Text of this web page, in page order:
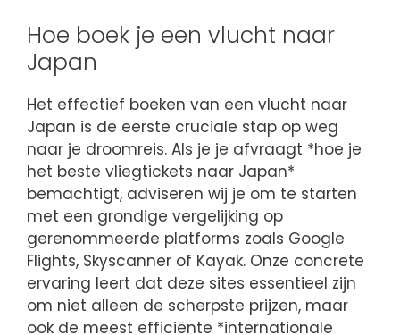
Hoe boek je een vlucht naar
Japan
Het effectief boeken van een vlucht naar
Japan is de eerste cruciale stap op weg
naar je droomreis. Als je je afvraagt *hoe je
het beste vliegtickets naar Japan*
bemachtigt, adviseren wij je om te starten
met een grondige vergelijking op
gerenommeerde platforms zoals Google
Flights, Skyscanner of Kayak. Onze concrete
ervaring leert dat deze sites essentieel zijn
om niet alleen de scherpste prijzen, maar
ook de meest efficiënte *internationale